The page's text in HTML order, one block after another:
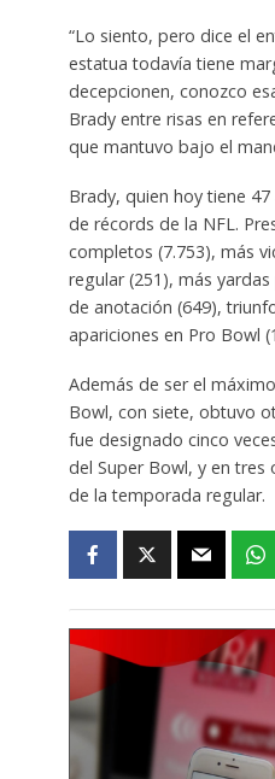
“Lo siento, pero dice el
estatua todavía tiene
decepcionen, conozco
Brady entre risas en
que mantuvo bajo el
Brady, quien hoy tiene
de récords de la NFL.
completos (7.753), más
regular (251), más
de anotación (649),
apariciones en Pro Bowl
Además de ser el
Bowl, con siete, obtuvo
fue designado cinco
del Super Bowl, y en tres
de la temporada regular.